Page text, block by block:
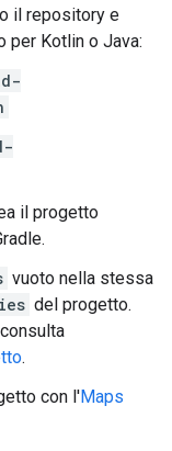
il repository e
per Kotlin o Java:
il progetto
vuoto nella stessa
del progetto.
.
con l'Maps